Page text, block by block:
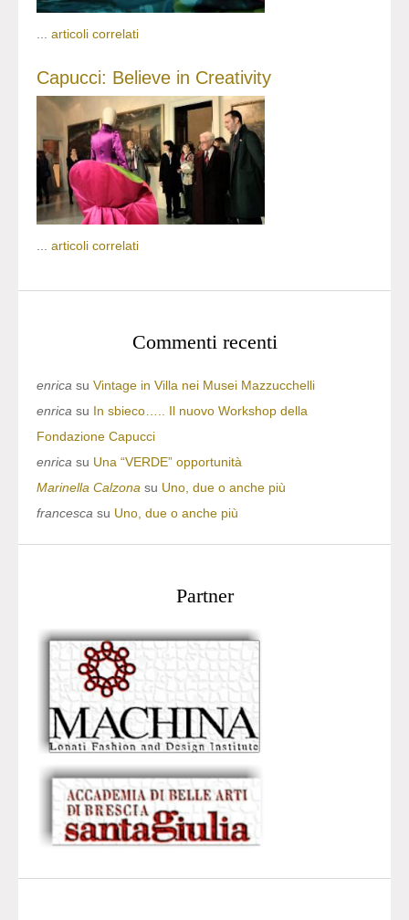
... articoli correlati
Capucci: Believe in Creativity
articoli correlati
Commenti recenti
enrica su Vintage in Villa nei Musei Mazzucchelli
enrica su In sbieco….. Il nuovo Workshop della
Fondazione Capucci
enrica su Una “VERDE” opportunità
Marinella Calzona su Uno, due o anche più
francesca su Uno, due o anche più
Partner